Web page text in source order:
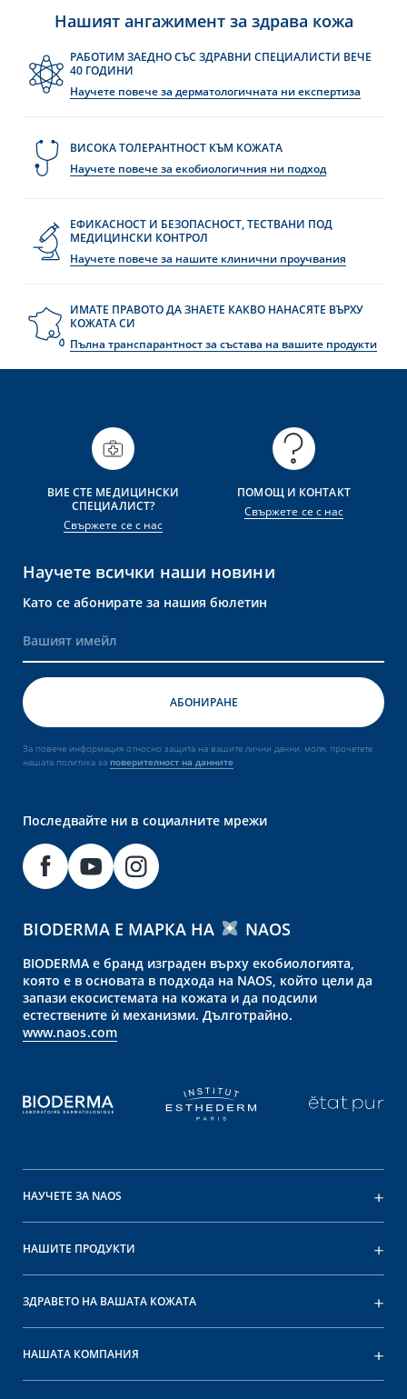
Нашият ангажимент за здрава кожа
РАБОТИМ ЗАЕДНО СЪС ЗДРАВНИ СПЕЦИАЛИСТИ ВЕЧЕ
40 ГОДИНИ
Научете повече за дерматологичната ни експертиза
ВИСОКА ТОЛЕРАНТНОСТ КЪМ КОЖАТА
Научете повече за екобиологичния ни подход
ЕФИКАСНОСТ И БЕЗОПАСНОСТ, ТЕСТВАНИ ПОД
МЕДИЦИНСКИ КОНТРОЛ
Научете повече за нашите клинични проучвания
ИМАТЕ ПРАВОТО ДА ЗНАЕТЕ КАКВО НАНАСЯТЕ ВЪРХУ
КОЖАТА СИ
Пълна транспарантност за състава на вашите продукти
ВИЕ СТЕ МЕДИЦИНСКИ
СПЕЦИАЛИСТ?
Свържете се с нас
ПОМОЩ И КОНТАКТ
Свържете се с нас
Научете всички наши новини
Като се абонирате за нашия бюлетин
За повече информация относно защита на вашите лични данни, моля, прочетете
нашата политика за поверителност на данните
Последвайте ни в социалните мрежи
BIODERMA Е МАРКА НА NAOS
BIODERMA е бранд изграден върху екобиологията,
която е в основата в подхода на NAOS, който цели да
запази екосистемата на кожата и да подсили
естествените ѝ механизми. Дълготрайно.
www.naos.com
НАУЧЕТЕ ЗА NAOS
НАШИТЕ ПРОДУКТИ
ЗДРАВЕТО НА ВАШАТА КОЖАТА
НАШАТА КОМПАНИЯ